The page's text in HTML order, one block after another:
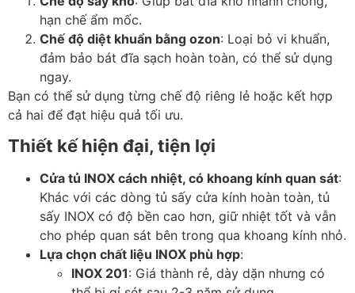
hạn chế ẩm mốc.
Chế độ diệt khuẩn bằng ozon: Loại bỏ vi khuẩn,
đảm bảo bát đĩa sạch hoàn toàn, có thể sử dụng
ngay.
Bạn có thể sử dụng từng chế độ riêng lẻ hoặc kết hợp
cả hai để đạt hiệu quả tối ưu.
Thiết kế hiện đại, tiện lợi
Cửa tủ INOX cách nhiệt, có khoang kính quan sát:
Khác với các dòng tủ sấy cửa kính hoàn toàn, tủ
sấy INOX có độ bền cao hơn, giữ nhiệt tốt và vẫn
cho phép quan sát bên trong qua khoang kính nhỏ.
Lựa chọn chất liệu INOX phù hợp:
INOX 201: Giá thành rẻ, dày dặn nhưng có